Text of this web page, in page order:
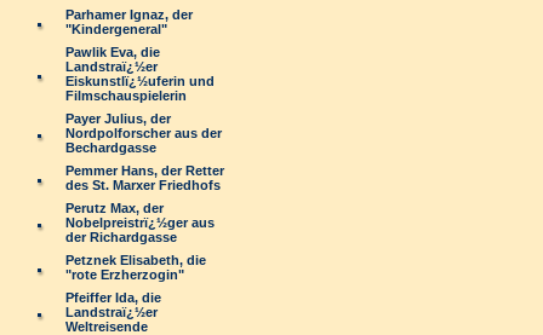
Parhamer Ignaz, der
"Kindergeneral"
Pawlik Eva, die
Landstraï¿½er
Eiskunstlï¿½uferin und
Filmschauspielerin
Payer Julius, der
Nordpolforscher aus der
Bechardgasse
Pemmer Hans, der Retter
des St. Marxer Friedhofs
Perutz Max, der
Nobelpreistrï¿½ger aus
der Richardgasse
Petznek Elisabeth, die
"rote Erzherzogin"
Pfeiffer Ida, die
Landstraï¿½er
Weltreisende